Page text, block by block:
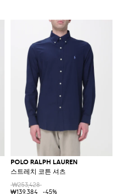
POLO RALPH LAUREN
스트레치 코튼 셔츠
₩253,428
₩139,384
-45%